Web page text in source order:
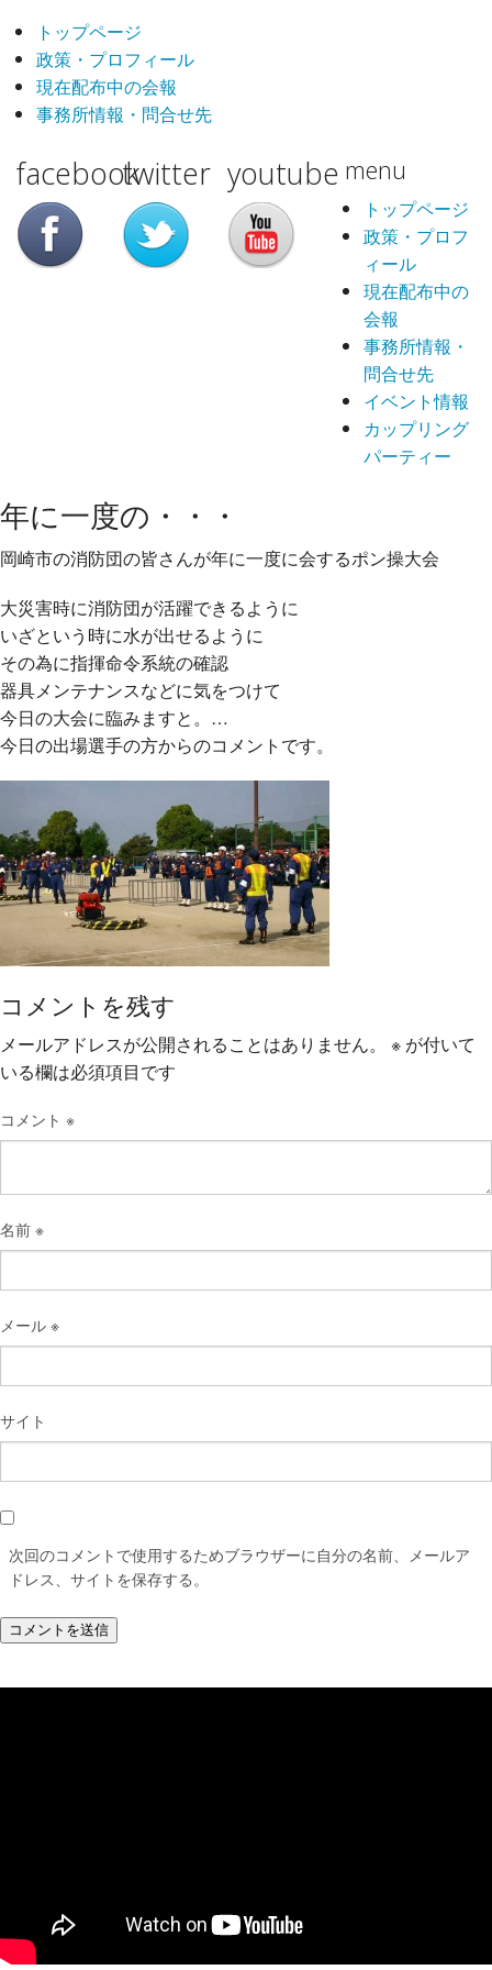
トップページ
政策・プロフィール
現在配布中の会報
事務所情報・問合せ先
facebooktwitter youtube menu
トップページ
政策・プロフ
ィール
現在配布中の
会報
事務所情報・
問合せ先
イベント情報
カップリング
パーティー
年に一度の・・・
岡崎市の消防団の皆さんが年に一度に会するポン操大会
大災害時に消防団が活躍できるように
いざという時に水が出せるように
その為に指揮命令系統の確認
器具メンテナンスなどに気をつけて
今日の大会に臨みますと。 …
今日の出場選手の方からのコメントです。
コメントを残す
メールアドレスが公開されることはありません。 ※ が付いて
いる欄は必須項目です
コメント ※
名前 ※
メール ※
サイト
次回のコメントで使用するためブラウザーに自分の名前、メールア
ドレス、サイトを保存する。